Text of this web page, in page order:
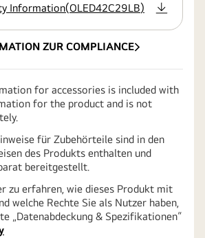
Information(OLED42C29LB)
ZUR COMPLIANCE
for accessories is included with
for the product and is not
für Zubehörteile sind in den
des Produkts enthalten und
bereitgestellt.
zu erfahren, wie dieses Produkt mit
welche Rechte Sie als Nutzer haben,
„Datenabdeckung & Spezifikationen“